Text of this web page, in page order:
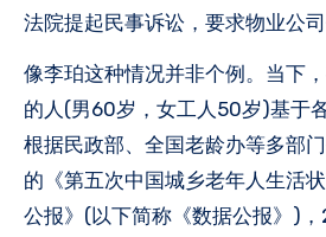
法院提起民事诉讼，要求物业公司
像李珀这种情况并非个例。当下
的人(男60岁，女工人50岁)基于
根据民政部、全国老龄办等多部
的《第五次中国城乡老年人生活
公报》(以下简称《数据公报》)，